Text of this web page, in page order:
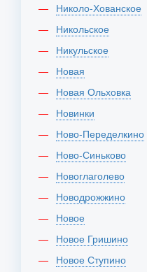
Николо-Хованское
Никольское
Никульское
Новая
Новая Ольховка
Новинки
Ново-Переделкино
Ново-Синьково
Новоглаголево
Новодрожжино
Новое
Новое Гришино
Новое Ступино